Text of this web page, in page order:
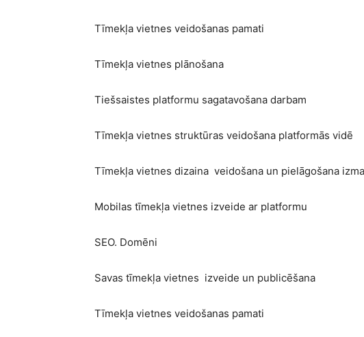
Tīmekļa vietnes veidošanas pamati
Tīmekļa vietnes plānošana
Tiešsaistes platformu sagatavošana darbam
Tīmekļa vietnes struktūras veidošana platformās vidē
Tīmekļa vietnes dizaina veidošana un pielāgošana
Mobilas tīmekļa vietnes izveide ar platformu
SEO. Domēni
Savas tīmekļa vietnes izveide un publicēšana
Tīmekļa vietnes veidošanas pamati